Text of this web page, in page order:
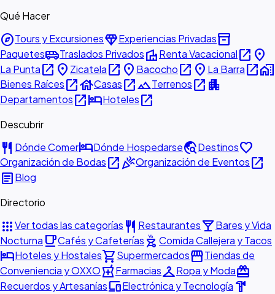
Qué Hacer
exploreTours y ExcursionesdiamondExperiencias Privadasinventory_2
Paquetesairport_shuttleTraslados PrivadosvillaRenta Vacacionalopen_in_new place
La Puntaopen_in_new place Zicatelaopen_in_new place Bacochoopen_in_new place La Barraopen_in_newhome_work
Bienes Raícesopen_in_newhouseCasasopen_in_newlandscapeTerrenosopen_in_new apartment
Departamentosopen_in_newhotelHotelesopen_in_new
Descubrir
restaurant Dónde ComerhotelDónde Hospedarsetravel_exploreDestinosfavorite
Organización de Bodasopen_in_newcelebrationOrganización de Eventosopen_in_new
articleBlog
Directorio
appsVer todas las categorías restaurant Restauranteslocal_barBares y Vida
Nocturna local_cafeCafés y Cafeterías outdoor_grill Comida Callejera y Tacos
hotelHoteles y Hostalesshopping_cartSupermercadosstorefrontTiendas de
Conveniencia y OXXOlocal_pharmacyFarmaciascheckroomRopa y Modaredeem
Recuerdos y ArtesaníasdevicesElectrónica y Tecnología hardware